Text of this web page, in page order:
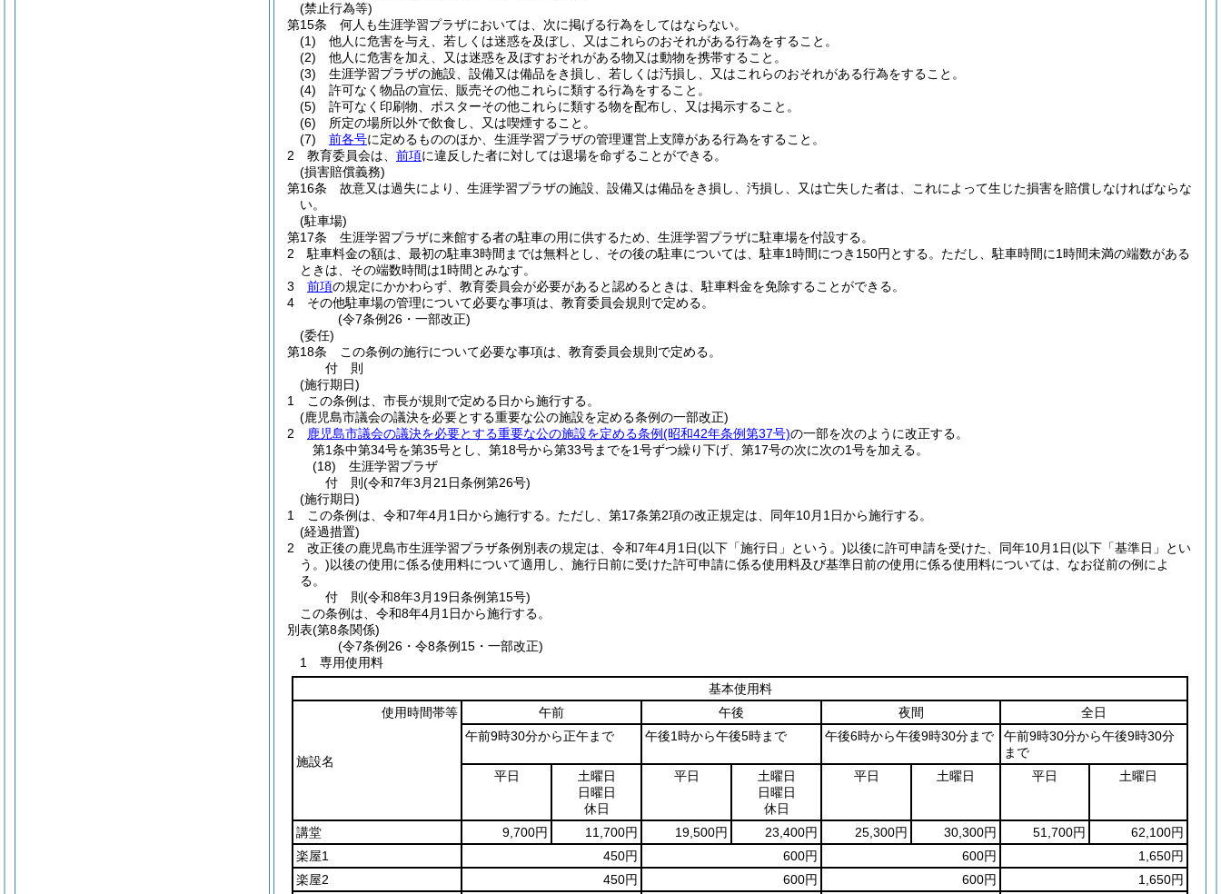
(禁止行為等)
第15条
何人も生涯学習プラザにおいては、次に掲げる行為をしてはならない。
(1)
他人に危害を与え、若しくは迷惑を及ぼし、又はこれらのおそれがある行為をすること。
(2)
他人に危害を加え、又は迷惑を及ぼすおそれがある物又は動物を携帯すること。
(3)
生涯学習プラザの施設、設備又は備品をき損し、若しくは汚損し、又はこれらのおそれがある行為をすること。
(4)
許可なく物品の宣伝、販売その他これらに類する行為をすること。
(5)
許可なく印刷物、ポスターその他これらに類する物を配布し、又は掲示すること。
(6)
所定の場所以外で飲食し、又は喫煙すること。
(7)
前各号に定めるもののほか、生涯学習プラザの管理運営上支障がある行為をすること。
2
教育委員会は、 前項に違反した者に対しては退場を命ずることができる。
(損害賠償義務)
第16条
故意又は過失により、生涯学習プラザの施設、設備又は備品をき損し、汚損し、又は亡失した者は、これによって生じた損害を賠償しなければならな
い。
(駐車場)
第17条
生涯学習プラザに来館する者の駐車の用に供するため、生涯学習プラザに駐車場を付設する。
2
駐車料金の額は、最初の駐車3時間までは無料とし、その後の駐車については、駐車1時間につき150円とする。 ただし、駐車時間に1時間未満の端数がある
ときは、その端数時間は1時間とみなす。
3
前項の規定にかかわらず、教育委員会が必要があると認めるときは、駐車料金を免除することができる。
4
その他駐車場の管理について必要な事項は、教育委員会規則で定める。
(令7条例26・一部改正)
(委任)
第18条
この条例の施行について必要な事項は、教育委員会規則で定める。
付 則
(施行期日)
1
この条例は、市長が規則で定める日から施行する。
(鹿児島市議会の議決を必要とする重要な公の施設を定める条例の一部改正)
2
鹿児島市議会の議決を必要とする重要な公の施設を定める条例(昭和42年条例第37号)の一部を次のように改正する。
第1条中第34号を第35号とし、第18号から第33号までを1号ずつ繰り下げ、第17号の次に次の1号を加える。
(18) 生涯学習プラザ
付 則(令和7年3月21日条例第26号)
(施行期日)
1
この条例は、令和7年4月1日から施行する。 ただし、第17条第2項の改正規定は、同年10月1日から施行する。
(経過措置)
2
改正後の鹿児島市生涯学習プラザ条例別表の規定は、令和7年4月1日(以下「施行日」という。)以後に許可申請を受けた、同年10月1日(以下「基準日」とい
う。)以後の使用に係る使用料について適用し、施行日前に受けた許可申請に係る使用料及び基準日前の使用に係る使用料については、なお従前の例によ
る。
付 則(令和8年3月19日条例第15号)
この条例は、令和8年4月1日から施行する。
別表(第8条関係)
(令7条例26・令8条例15・一部改正)
1 専用使用料
基本使用料
使用時間帯等
施設名
午前 午後 夜間
全日
午前9時30分から正午まで
午後1時から午後5時まで 午後6時から午後9時30分まで
午前9時30分から午後9時30分
まで
平日
土曜日
日曜日
休日
平日
土曜日
日曜日
休日
平日 土曜日 平日 土曜日
講堂 9,700円 11,700円 19,500円 23,400円 25,300円 30,300円 51,700円
62,100円
楽屋1
450円 600円 600円
1,650円
楽屋2
450円 600円 600円
1,650円